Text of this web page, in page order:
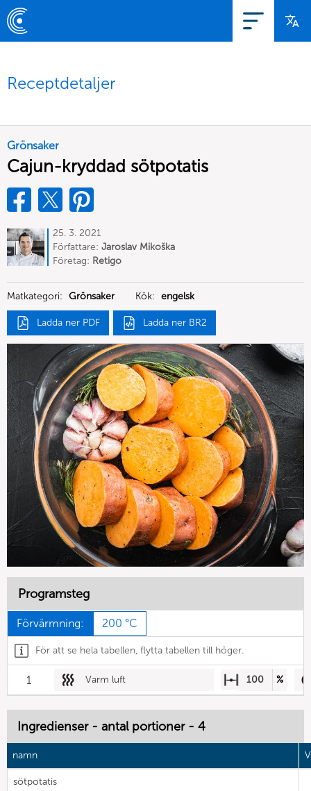
Receptdetaljer
Grönsaker
Cajun-kryddad sötpotatis
25. 3. 2021
Författare: Jaroslav Mikoška
Företag: Retigo
Matkategori: Grönsaker Kök: engelsk
Ladda ner PDF Ladda ner BR2
Programsteg
Förvärmning: 200 °C
För att se hela tabellen, flytta tabellen till höger.
1 Varm luft 100 %
Ingredienser - antal portioner - 4
namn
sötpotatis